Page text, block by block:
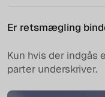
Er retsmægling
Kun hvis der indgås
parter underskriver.